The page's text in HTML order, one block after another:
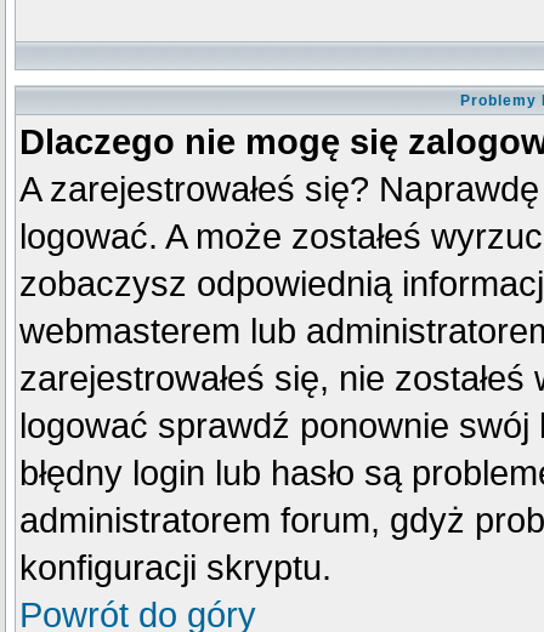
Problemy
Dlaczego nie mogę się
A zarejestrowałeś się?
logować. A może zostałeś
zobaczysz odpowiednią
webmasterem lub
zarejestrowałeś się, nie
logować sprawdź ponownie swój
błędny login lub hasło są
administratorem forum, gdyż
konfiguracji skryptu.
Powrót do góry